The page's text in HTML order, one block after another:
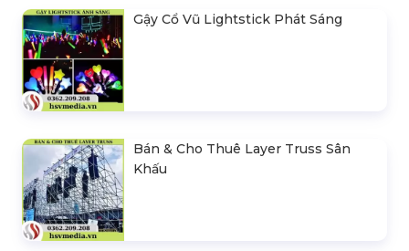
Gậy Cổ Vũ Lightstick Phát Sáng
Bán & Cho Thuê Layer Truss Sân
Khấu